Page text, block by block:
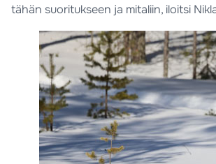
tähän suoritukseen ja mitaliin, iloitsi